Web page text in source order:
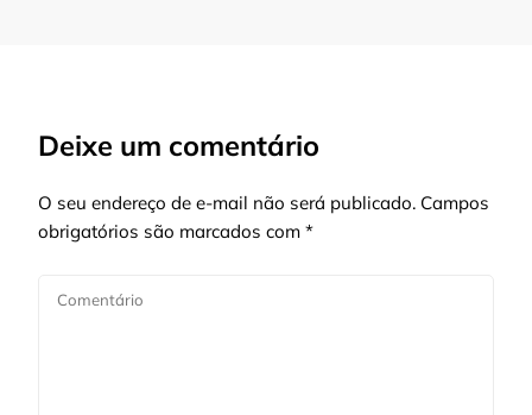
Deixe um comentário
O seu endereço de e-mail não será publicado. Campos
obrigatórios são marcados com *